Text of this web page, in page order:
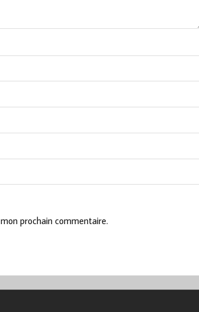
prochain commentaire.